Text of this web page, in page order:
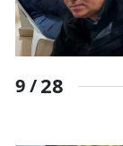
9 /28